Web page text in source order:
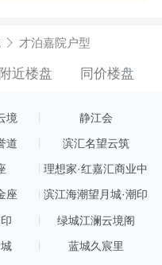
才泊嘉院户型
附近楼盘 同价楼盘
境 静江会
道 滨汇名望云筑
理想家·红嘉汇商业中
座 滨江海潮望月城·潮印
绿城江澜云境阁
蓝城久宸里